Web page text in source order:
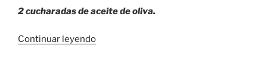
2 cucharadas de aceite de oliva.
Continuar leyendo«Pan